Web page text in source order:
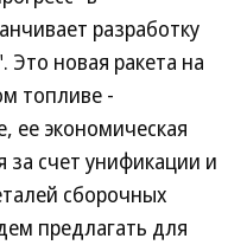
разработку
Это новая ракета на
топливе -
ее экономическая
за счет унификации и
сборочных
предлагать для